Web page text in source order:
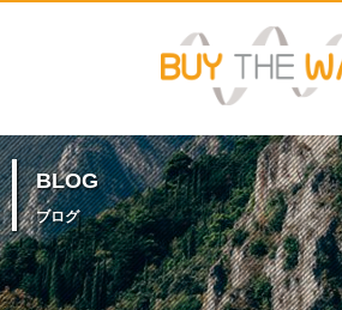
BLOG
ブログ